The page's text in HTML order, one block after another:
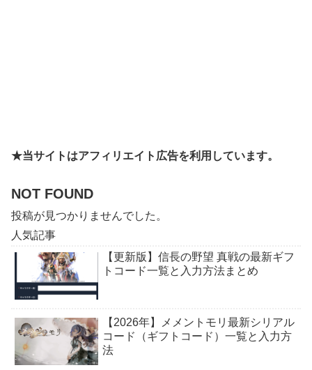
★当サイトはアフィリエイト広告を利用しています。
NOT FOUND
投稿が見つかりませんでした。
人気記事
【更新版】信長の野望 真戦の最新ギフ
トコード一覧と入力方法まとめ
【2026年】メメントモリ最新シリアル
コード（ギフトコード）一覧と入力方
法